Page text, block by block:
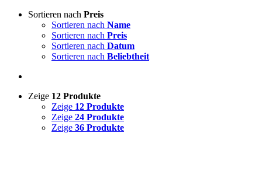
Sortieren nach Preis
Sortieren nach Name
Sortieren nach Preis
Sortieren nach Datum
Sortieren nach Beliebtheit
Zeige 12 Produkte
Zeige 12 Produkte
Zeige 24 Produkte
Zeige 36 Produkte